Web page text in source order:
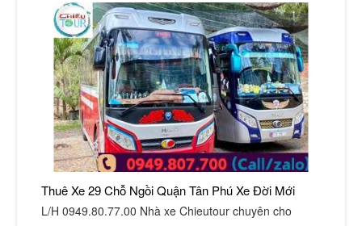
Thuê Xe 29 Chỗ Ngồi Quận Tân Phú Xe Đời Mới
L/H 0949.80.77.00 Nhà xe Chieutour chuyên cho